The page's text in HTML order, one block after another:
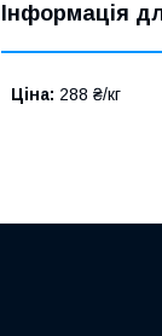
Інформація
Ціна: 288 ₴/кг